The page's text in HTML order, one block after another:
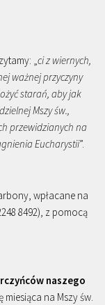
„ci z wiernych,
ważnej przyczyny
starań, aby jak
Mszy św.,
przewidzianych na
Eucharystii”.
wpłacane na
8492), z pomocą
naszego
na Mszy św.